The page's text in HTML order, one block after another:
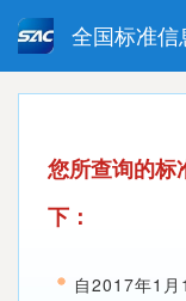
全国标准信
强制性国家
指导性技术
您所查询的标
下：
自2017年1